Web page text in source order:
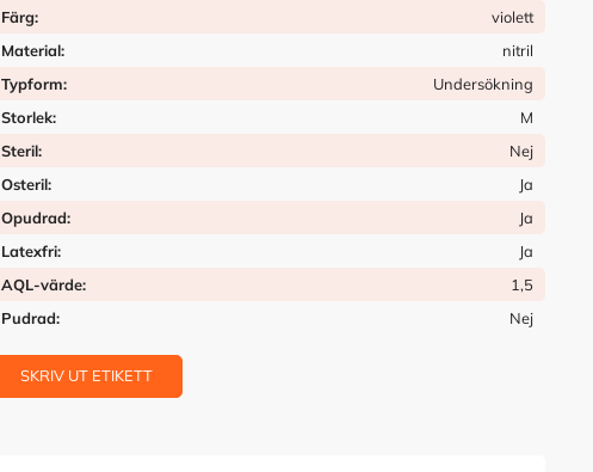
Färg
violett
Material
nitril
Typform
Undersökning
Storlek
M
Steril
Nej
Osteril
Ja
Opudrad
Ja
Latexfri
Ja
AQL-värde
1,5
Pudrad
Nej
SKRIV UT ETIKETT